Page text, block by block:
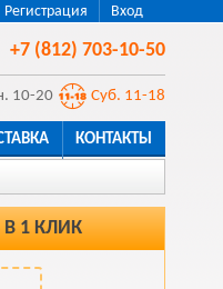
Регистрация Вход
+7 (812) 703-10-50
10-20 Суб. 11-18
КОНТАКТЫ
1 КЛИК